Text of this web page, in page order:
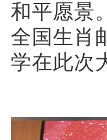
和平愿景
全国生肖
学在此次